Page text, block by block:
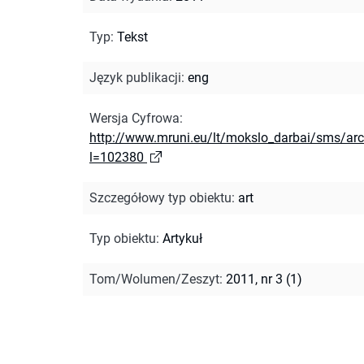
Typ: Tekst
Język publikacji: eng
Wersja Cyfrowa:
http://www.mruni.eu/lt/mokslo_darbai/sms/
l=102380
Szczegółowy typ obiektu: art
Typ obiektu: Artykuł
Tom/Wolumen/Zeszyt: 2011, nr 3 (1)